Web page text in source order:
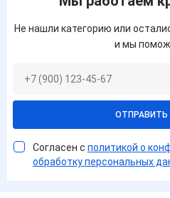
Не нашли категорию или
и мы
ОТПРАВИТЬ
Согласен с политикой о
обработку персональных